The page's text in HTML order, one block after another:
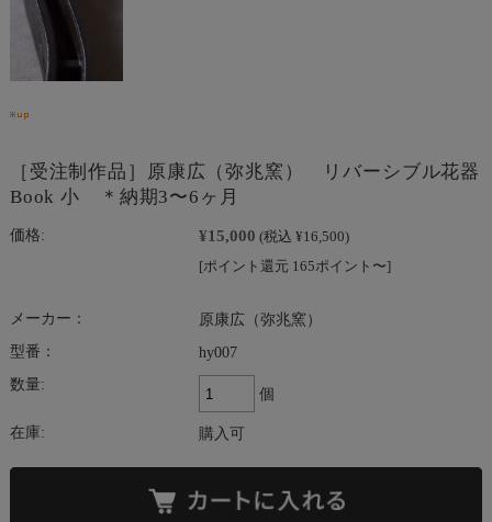
［受注制作品］原康広（弥兆窯） リバーシブル花器
Book 小 ＊納期3〜6ヶ月
価格: ¥15,000 (税込 ¥16,500)
[ポイント還元 165ポイント〜]
メーカー：
原康広（弥兆窯）
型番：
hy007
数量:
個
在庫: 購入可